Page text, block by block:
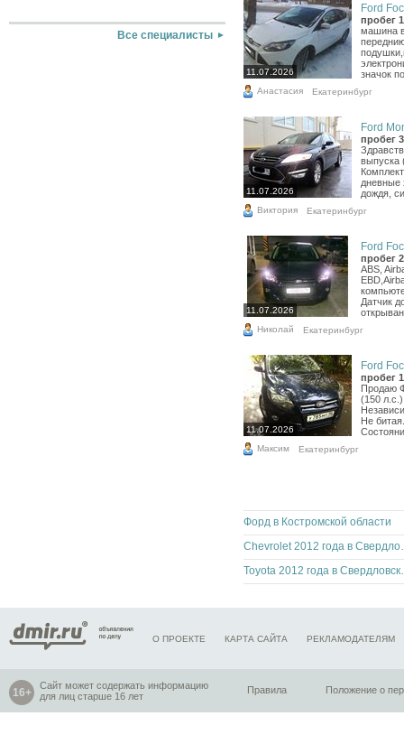
Все специалисты
11.07.2026
Ford
пробег
машина
значок
Анастасия Екатеринбург
11.07.2026
Ford
пробег
выпуска
дневные
дождя,
Виктория Екатеринбург
11.07.2026
Ford
пробег
ABS,
Датчик
Николай Екатеринбург
11.07.2026
Ford
пробег
Продаю
(150
Не
Максим Екатеринбург
Форд в Костромской области
Toyota
О ПРОЕКТЕ КАРТА САЙТА РЕКЛАМОДАТЕЛЯМ
Сайт может содержать информацию
для лиц старше 16 лет
Правила Положение о